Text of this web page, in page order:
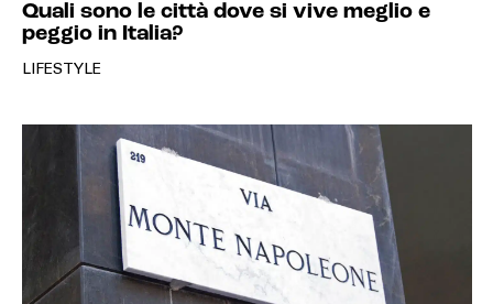
Quali sono le città dove si vive meglio e
peggio in Italia?
LIFESTYLE